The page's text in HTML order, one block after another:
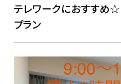
テレワークにおすすめ
プラン